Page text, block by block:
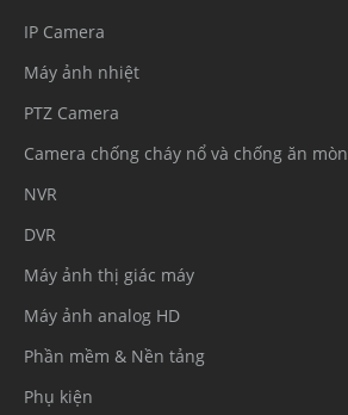
IP Camera
Máy ảnh nhiệt
PTZ Camera
Camera chống cháy nổ và chống ăn mòn
NVR
DVR
Máy ảnh thị giác máy
Máy ảnh analog HD
Phần mềm & Nền tảng
Phụ kiện